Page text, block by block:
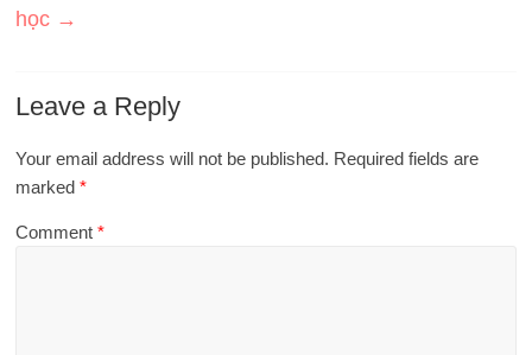
học →
Leave a Reply
Your email address will not be published. Required fields are
marked*
Comment*